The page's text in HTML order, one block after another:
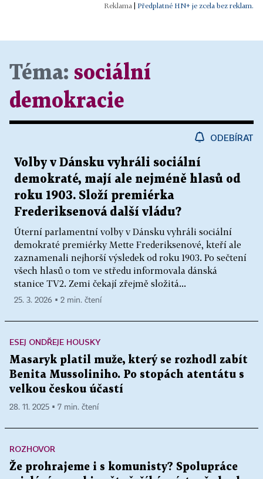
| Předplatné HN+ je zcela bez reklam.
Téma: sociální
demokracie
ODEBÍRAT
Volby v Dánsku vyhráli sociální
demokraté, mají ale nejméně hlasů od
roku 1903. Složí premiérka
Frederiksenová další vládu?
Úterní parlamentní volby v Dánsku vyhráli sociální
demokraté premiérky Mette Frederiksenové, kteří ale
zaznamenali nejhorší výsledek od roku 1903. Po sečtení
všech hlasů o tom ve středu informovala dánská
stanice TV2. Zemi čekají zřejmě složitá...
25. 3. 2026 ▪ 2 min. čtení
ESEJ ONDŘEJE HOUSKY
Masaryk platil muže, který se rozhodl zabít
Benita Mussoliniho. Po stopách atentátu s
velkou českou účastí
28. 11. 2025 ▪ 7 min. čtení
ROZHOVOR
Že prohrajeme i s komunisty? Spolupráce